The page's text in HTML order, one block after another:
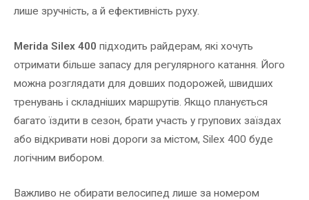
лише зручність, а й ефективність руху.
Merida Silex 400 підходить райдерам, які хочуть
отримати більше запасу для регулярного катання. Його
можна розглядати для довших подорожей, швидших
тренувань і складніших маршрутів. Якщо планується
багато їздити в сезон, брати участь у групових заїздах
або відкривати нові дороги за містом, Silex 400 буде
логічним вибором.
Важливо не обирати велосипед лише за номером